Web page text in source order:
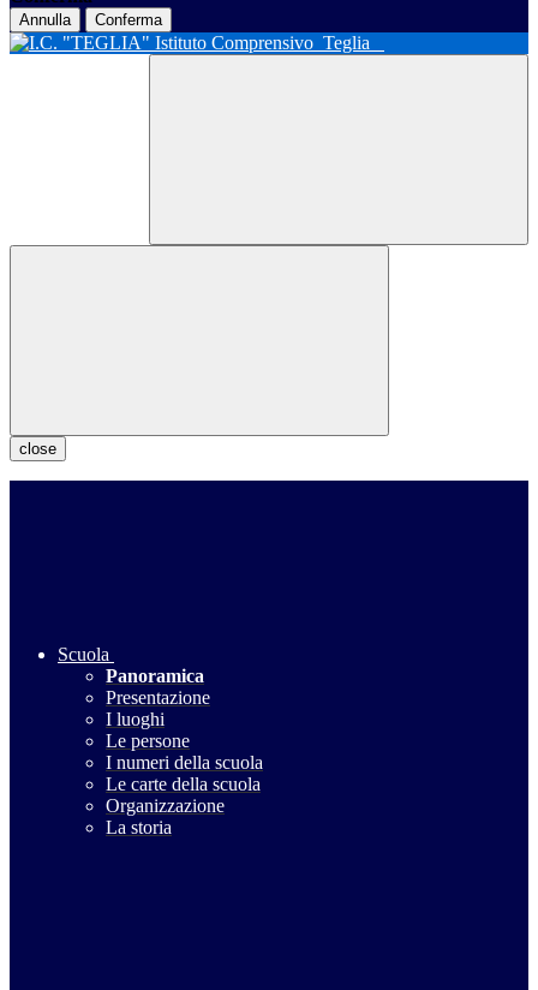
Annulla Conferma
Istituto Comprensivo Teglia
close
Scuola
Panoramica
Presentazione
I luoghi
Le persone
I numeri della scuola
Le carte della scuola
Organizzazione
La storia